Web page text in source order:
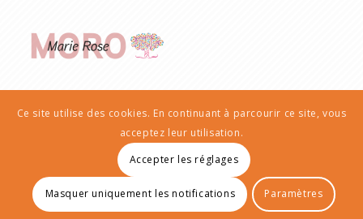
© Copyright - AIEP | Transculturailes
Mentions Légales
Ce site utilise des cookies. En continuant à parcourir ce site, vous
acceptez leur utilisation.
Accepter les réglages
Masquer uniquement les notifications Paramètres